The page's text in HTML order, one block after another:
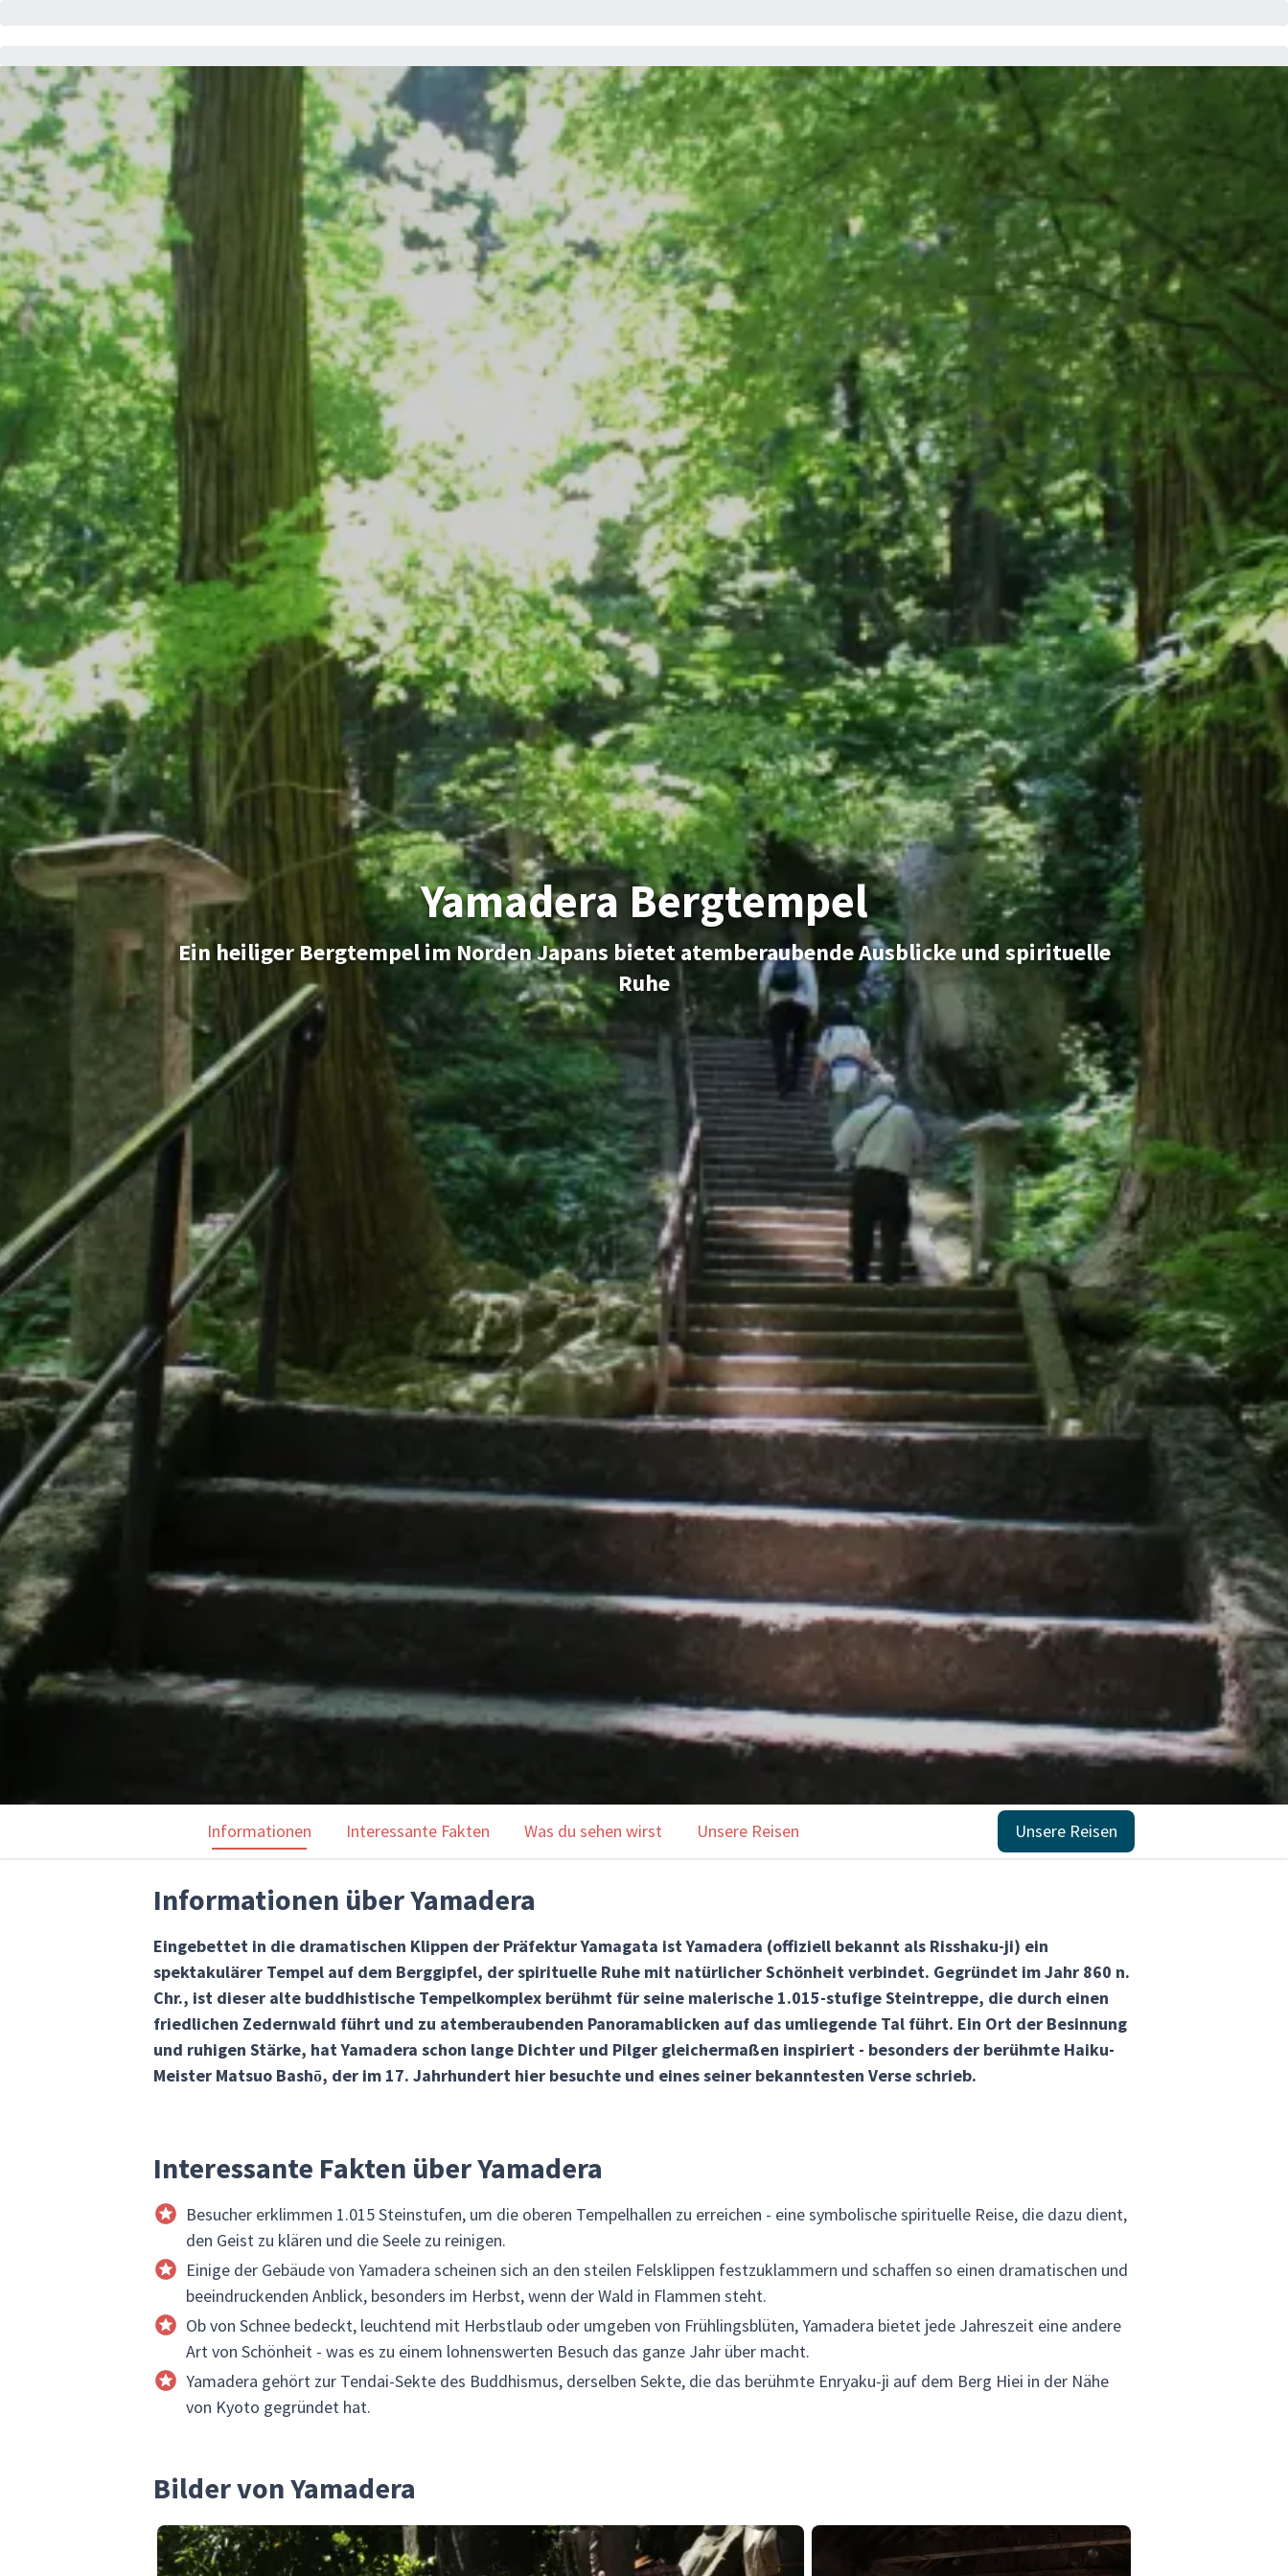
Yamadera Bergtempel
Ein heiliger Bergtempel im Norden Japans bietet atemberaubende Ausblicke und spirituelle
Ruhe
Informationen Interessante Fakten Was du sehen wirst Unsere Reisen Unsere Reisen
Informationen über Yamadera
Eingebettet in die dramatischen Klippen der Präfektur Yamagata ist Yamadera (offiziell bekannt als Risshaku-ji) ein
spektakulärer Tempel auf dem Berggipfel, der spirituelle Ruhe mit natürlicher Schönheit verbindet. Gegründet im Jahr 860 n.
Chr., ist dieser alte buddhistische Tempelkomplex berühmt für seine malerische 1.015-stufige Steintreppe, die durch einen
friedlichen Zedernwald führt und zu atemberaubenden Panoramablicken auf das umliegende Tal führt. Ein Ort der Besinnung
und ruhigen Stärke, hat Yamadera schon lange Dichter und Pilger gleichermaßen inspiriert - besonders der berühmte Haiku-
Meister Matsuo Bashō, der im 17. Jahrhundert hier besuchte und eines seiner bekanntesten Verse schrieb.
Interessante Fakten über Yamadera
Besucher erklimmen 1.015 Steinstufen, um die oberen Tempelhallen zu erreichen - eine symbolische spirituelle Reise, die dazu dient,
den Geist zu klären und die Seele zu reinigen.
Einige der Gebäude von Yamadera scheinen sich an den steilen Felsklippen festzuklammern und schaffen so einen dramatischen und
beeindruckenden Anblick, besonders im Herbst, wenn der Wald in Flammen steht.
Ob von Schnee bedeckt, leuchtend mit Herbstlaub oder umgeben von Frühlingsblüten, Yamadera bietet jede Jahreszeit eine andere
Art von Schönheit - was es zu einem lohnenswerten Besuch das ganze Jahr über macht.
Yamadera gehört zur Tendai-Sekte des Buddhismus, derselben Sekte, die das berühmte Enryaku-ji auf dem Berg Hiei in der Nähe
von Kyoto gegründet hat.
Bilder von Yamadera